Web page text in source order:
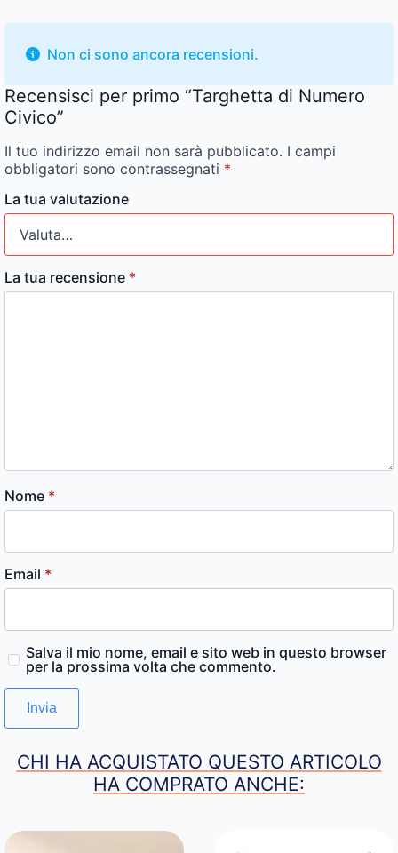
Non ci sono ancora recensioni.
Recensisci per primo “Targhetta di Numero
Civico”
Il tuo indirizzo email non sarà pubblicato. I campi
obbligatori sono contrassegnati *
La tua valutazione
La tua recensione *
Nome *
Email *
Salva il mio nome, email e sito web in questo browser
per la prossima volta che commento.
CHI HA ACQUISTATO QUESTO ARTICOLO
HA COMPRATO ANCHE: